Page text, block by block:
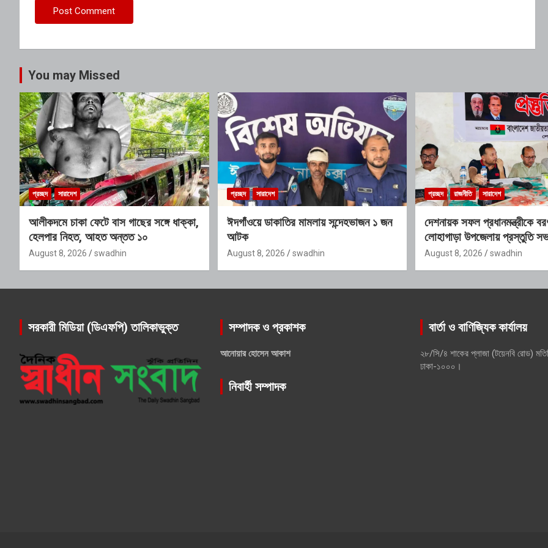
You may Missed
প্রচ্ছদ সারাদেশ
আলীকদমে চাকা ফেটে বাস গাছের সঙ্গে ধাক্কা,
হেলপার নিহত, আহত অন্তত ১০
August 8, 2026 swadhin
প্রচ্ছদ সারাদেশ
ঈদগাঁওয়ে ডাকাতির মামলায় সন্দেহভাজন ১ জন
আটক
August 8, 2026 swadhin
প্রচ্ছদ রাজনীতি সারাদেশ
দেশনায়ক সফল প্রধানমন্ত্রীকে
লোহাগাড়া উপজেলায় প্রস্তুতি
August 8, 2026 swadhin
সরকারী মিডিয়া (ডিএফপি) তালিকাভুক্ত সম্পাদক ও প্রকাশক
আনোয়ার হোসেন আকাশ
নিবার্হী সম্পাদক
বার্তা ও বাণিজ্যিক কার্যালয়
২৮/সি/৪ শাকের প্লাজা (টয়েনবি রোড)
ঢাকা-১০০০।